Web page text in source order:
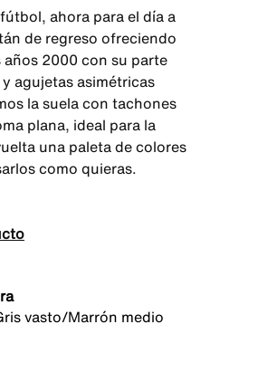
ahora para el día a
de regreso ofreciendo
2000 con su parte
agujetas asimétricas
la suela con tachones
plana, ideal para la
una paleta de colores
como quieras.
vasto/Marrón medio